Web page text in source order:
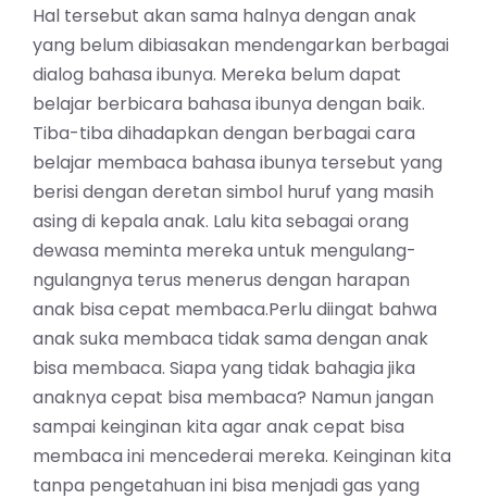
Hal tersebut akan sama halnya dengan anak
yang belum dibiasakan mendengarkan berbagai
dialog bahasa ibunya. Mereka belum dapat
belajar berbicara bahasa ibunya dengan baik.
Tiba-tiba dihadapkan dengan berbagai cara
belajar membaca bahasa ibunya tersebut yang
berisi dengan deretan simbol huruf yang masih
asing di kepala anak. Lalu kita sebagai orang
dewasa meminta mereka untuk mengulang-
ngulangnya terus menerus dengan harapan
anak bisa cepat membaca.Perlu diingat bahwa
anak suka membaca tidak sama dengan anak
bisa membaca. Siapa yang tidak bahagia jika
anaknya cepat bisa membaca? Namun jangan
sampai keinginan kita agar anak cepat bisa
membaca ini mencederai mereka. Keinginan kita
tanpa pengetahuan ini bisa menjadi gas yang